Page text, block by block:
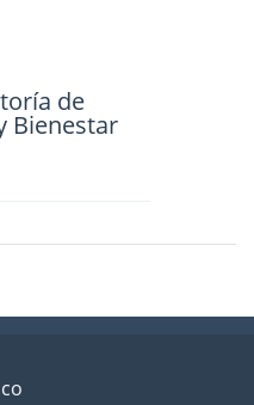
de
Bienestar